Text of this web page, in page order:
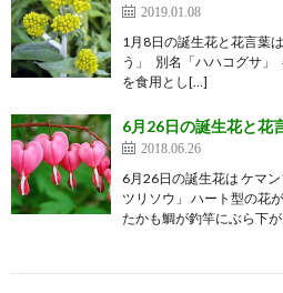
2019.01.08
1月8日の誕生花と花言葉
う」 別名「ハハコグサ」
を食用とし[…]
6月26日の誕生花と花
2018.06.26
6月26日の誕生花は ケマ
ツリソウ」 ハート型の花
たかも鯛が釣竿にぶら下